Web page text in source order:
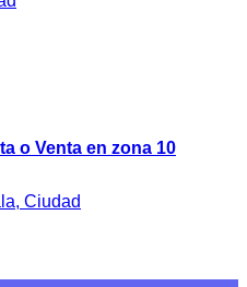
o Venta en zona 10
Ciudad